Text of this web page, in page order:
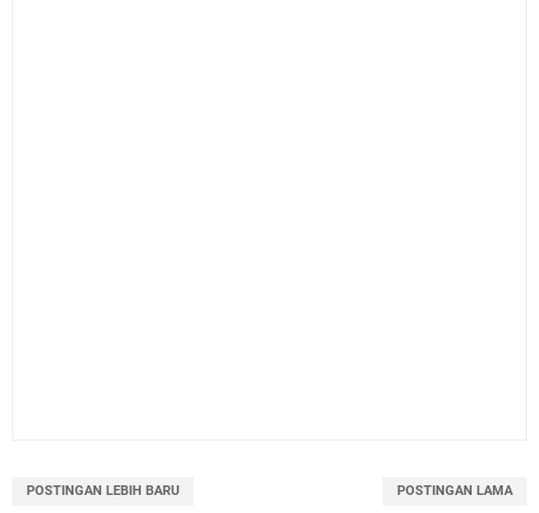
POSTINGAN LEBIH BARU POSTINGAN LAMA